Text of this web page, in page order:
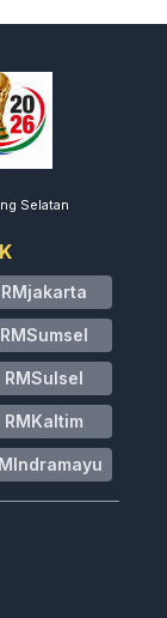
Selatan
RMjakarta
RMSumsel
RMSulsel
RMKaltim